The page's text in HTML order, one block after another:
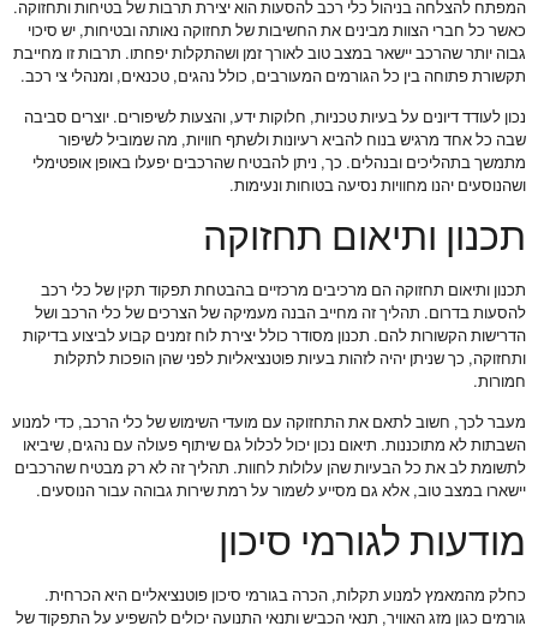
המפתח להצלחה בניהול כלי רכב להסעות הוא יצירת תרבות של בטיחות ותחזוקה.
כאשר כל חברי הצוות מבינים את החשיבות של תחזוקה נאותה ובטיחות, יש סיכוי
גבוה יותר שהרכב יישאר במצב טוב לאורך זמן ושהתקלות יפחתו. תרבות זו מחייבת
תקשורת פתוחה בין כל הגורמים המעורבים, כולל נהגים, טכנאים, ומנהלי צי רכב.
נכון לעודד דיונים על בעיות טכניות, חלוקות ידע, והצעות לשיפורים. יוצרים סביבה
שבה כל אחד מרגיש בנוח להביא רעיונות ולשתף חוויות, מה שמוביל לשיפור
מתמשך בתהליכים ובנהלים. כך, ניתן להבטיח שהרכבים יפעלו באופן אופטימלי
ושהנוסעים יהנו מחוויות נסיעה בטוחות ונעימות.
תכנון ותיאום תחזוקה
תכנון ותיאום תחזוקה הם מרכיבים מרכזיים בהבטחת תפקוד תקין של כלי רכב
להסעות בדרום. תהליך זה מחייב הבנה מעמיקה של הצרכים של כלי הרכב ושל
הדרישות הקשורות להם. תכנון מסודר כולל יצירת לוח זמנים קבוע לביצוע בדיקות
ותחזוקה, כך שניתן יהיה לזהות בעיות פוטנציאליות לפני שהן הופכות לתקלות
חמורות.
מעבר לכך, חשוב לתאם את התחזוקה עם מועדי השימוש של כלי הרכב, כדי למנוע
השבתות לא מתוכננות. תיאום נכון יכול לכלול גם שיתוף פעולה עם נהגים, שיביאו
לתשומת לב את כל הבעיות שהן עלולות לחוות. תהליך זה לא רק מבטיח שהרכבים
יישארו במצב טוב, אלא גם מסייע לשמור על רמת שירות גבוהה עבור הנוסעים.
מודעות לגורמי סיכון
כחלק מהמאמץ למנוע תקלות, הכרה בגורמי סיכון פוטנציאליים היא הכרחית.
גורמים כגון מזג האוויר, תנאי הכביש ותנאי התנועה יכולים להשפיע על התפקוד של